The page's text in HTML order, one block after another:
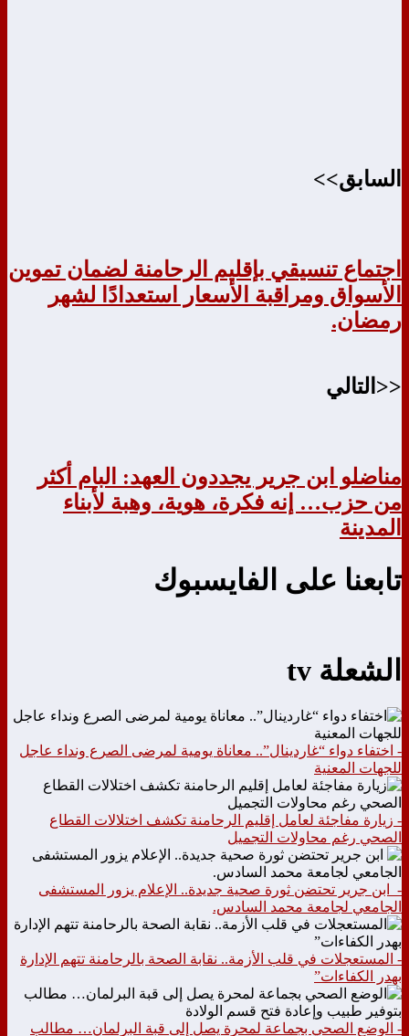
السابق>>
اجتماع تنسيقي بإقليم الرحامنة لضمان تموين
الأسواق ومراقبة الأسعار استعدادًا لشهر
رمضان.
<<التالي
مناضلو ابن جرير يجددون العهد: البام أكثر
من حزب… إنه فكرة، هوية، وهبة لأبناء
المدينة
تابعنا على الفايسبوك
الشعلة tv
- اختفاء دواء “غاردينال”.. معاناة يومية لمرضى الصرع ونداء عاجل
للجهات المعنية
- زيارة مفاجئة لعامل إقليم الرحامنة تكشف اختلالات القطاع
الصحي رغم محاولات التجميل
- ابن جرير تحتضن ثورة صحية جديدة.. الإعلام يزور المستشفى
الجامعي لجامعة محمد السادس.
- المستعجلات في قلب الأزمة.. نقابة الصحة بالرحامنة تتهم الإدارة
بهدر الكفاءات”
- الوضع الصحي بجماعة لمحرة يصل إلى قبة البرلمان… مطالب